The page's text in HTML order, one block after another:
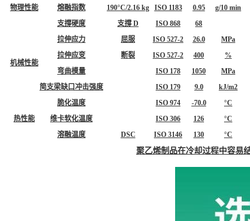
物理性能 熔融指数 190°C/2.16 kg ISO 1183 0.95
g/10 min
支撐硬度
支撐 D ISO 868 68
机械性能
拉伸应力 屈服 ISO 527-2 26.0
MPa
拉伸应变
断裂 ISO 527-2 400
%
弯曲模量
ISO 178 1050
MPa
简支梁缺口冲击强度
ISO 179 9.0 kJ/m2
热性能
脆化温度 ISO 974 -70.0
°C
维卡软化温度
ISO 306 126
°C
溶融温度
DSC ISO 3146 130 °C
聚乙烯制品在冷却过程中容易